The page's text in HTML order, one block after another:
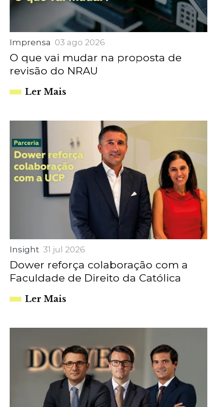
Imprensa 03 ago 2026
O que vai mudar na proposta de
revisão do NRAU
Ler Mais
Insight 31 jul 2026
Dower reforça colaboração com a
Faculdade de Direito da Católica
Ler Mais